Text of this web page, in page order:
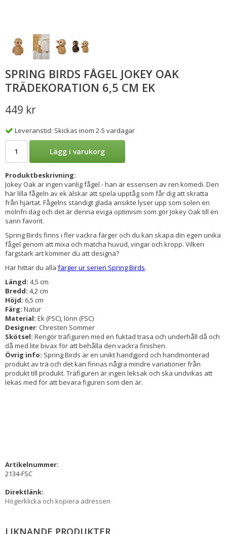
SPRING BIRDS FÅGEL JOKEY OAK
TRÄDEKORATION 6,5 CM EK
449 kr
Leveranstid: Skickas inom 2-5 vardagar
Lägg i varukorg
Produktbeskrivning:
Jokey Oak är ingen vanlig fågel - han är essensen av ren komedi. Den
här lilla fågeln av ek älskar att spela upptåg som får dig att skratta
från hjärtat. Fågelns ständigt glada ansikte lyser upp som solen en
molnfri dag och det är denna eviga optimism som gör Jokey Oak till en
sann favorit.
Spring Birds finns i fler vackra färger och du kan skapa din egen unika
fågel genom att mixa och matcha huvud, vingar och kropp. Vilken
färgstark art kommer du att designa?
Här hittar du alla färger ur serien Spring Birds.
Längd: 4,5 cm
Bredd: 4,2 cm
Höjd: 6,5 cm
Färg: Natur
Material: Ek (FSC), lönn (FSC)
Designer: Chresten Sommer
Skötsel: Rengör träfiguren med en fuktad trasa och underhåll då och
då med lite bivax för att behålla den vackra finishen.
Övrig info: Spring Birds är en unikt handgjord och handmonterad
produkt av trä och det kan finnas några mindre variationer från
produkt till produkt. Träfiguren är ingen leksak och ska undvikas att
lekas med för att bevara figuren som den är.
Artikelnummer:
2134-FSC
Direktlänk:
Högerklicka och kopiera adressen
LIKNANDE PRODUKTER